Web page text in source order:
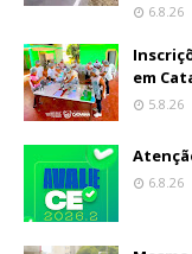
6.8.26
em
5.8.26
6.8.26